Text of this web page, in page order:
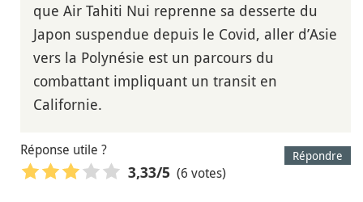
que Air Tahiti Nui reprenne sa desserte du
Japon suspendue depuis le Covid, aller d’Asie
vers la Polynésie est un parcours du
combattant impliquant un transit en
Californie.
Répondre
Réponse utile ?
3,33/5 (6 votes)